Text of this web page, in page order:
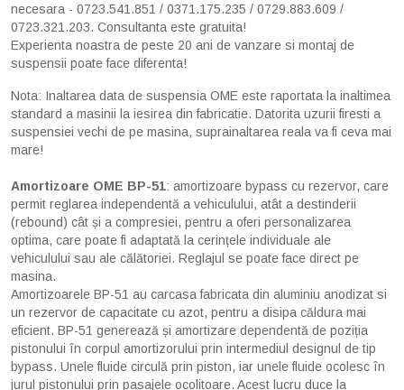
necesara - 0723.541.851 / 0371.175.235 / 0729.883.609 /
0723.321.203. Consultanta este gratuita!
Experienta noastra de peste 20 ani de vanzare si montaj de
suspensii poate face diferenta!
Nota: Inaltarea data de suspensia OME este raportata la inaltimea
standard a masinii la iesirea din fabricatie. Datorita uzurii firesti a
suspensiei vechi de pe masina, suprainaltarea reala va fi ceva mai
mare!
Amortizoare OME BP-51: amortizoare bypass cu rezervor, care
permit reglarea independentă a vehiculului, atât a destinderii
(rebound) cât și a compresiei, pentru a oferi personalizarea
optima, care poate fi adaptată la cerințele individuale ale
vehiculului sau ale călătoriei. Reglajul se poate face direct pe
masina.
Amortizoarele BP-51 au carcasa fabricata din aluminiu anodizat si
un rezervor de capacitate cu azot, pentru a disipa căldura mai
eficient. BP-51 generează și amortizare dependentă de poziția
pistonului în corpul amortizorului prin intermediul designul de tip
bypass. Unele fluide circulă prin piston, iar unele fluide ocolesc în
jurul pistonului prin pasajele ocolitoare. Acest lucru duce la